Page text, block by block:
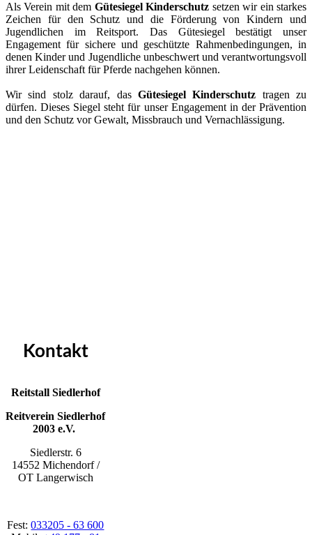
Als Verein mit dem Gütesiegel Kinderschutz setzen wir ein starkes
Zeichen für den Schutz und die Förderung von Kindern und
Jugendlichen im Reitsport. Das Gütesiegel bestätigt unser
Engagement für sichere und geschützte Rahmenbedingungen, in
denen Kinder und Jugendliche unbeschwert und verantwortungsvoll
ihrer Leidenschaft für Pferde nachgehen können.
Wir sind stolz darauf, das Gütesiegel Kinderschutz tragen zu
dürfen. Dieses Siegel steht für unser Engagement in der Prävention
und den Schutz vor Gewalt, Missbrauch und Vernachlässigung.
Kontakt
Reitstall Siedlerhof
Reitverein Siedlerhof
2003 e.V.
Siedlerstr. 6
14552 Michendorf /
OT Langerwisch
Fest:033205 - 63 600